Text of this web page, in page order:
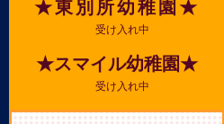
★東別所幼稚園★
受け入れ中
★スマイル幼稚園★
受け入れ中